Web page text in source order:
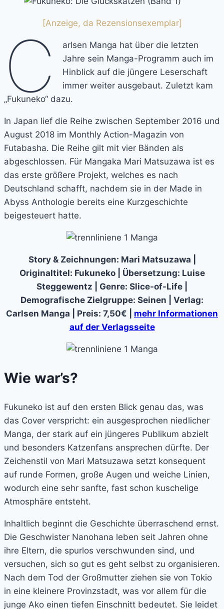
[Anzeige, da Rezensionsexemplar]
C
arlsen Manga hat über die letzten
Jahre sein Manga-Programm auch im
Hinblick auf die jüngere Leserschaft
immer weiter ausgebaut. Zuletzt kam
„Fukuneko“ dazu.
In Japan lief die Reihe zwischen September 2016 und
August 2018 im Monthly Action-Magazin von
Futabasha. Die Reihe gilt mit vier Bänden als
abgeschlossen. Für Mangaka Mari Matsuzawa ist es
das erste größere Projekt, welches es nach
Deutschland schafft, nachdem sie in der Made in
Abyss Anthologie bereits eine Kurzgeschichte
beigesteuert hatte.
Story & Zeichnungen: Mari Matsuzawa |
Originaltitel: Fukuneko | Übersetzung: Luise
Steggewentz | Genre: Slice-of-Life |
Demografische Zielgruppe: Seinen | Verlag:
Carlsen Manga | Preis: 7,50€ | mehr Informationen
auf der Verlagsseite
Wie war’s?
Fukuneko ist auf den ersten Blick genau das, was
das Cover verspricht: ein ausgesprochen niedlicher
Manga, der stark auf ein jüngeres Publikum abzielt
und besonders Katzenfans ansprechen dürfte. Der
Zeichenstil von Mari Matsuzawa setzt konsequent
auf runde Formen, große Augen und weiche Linien,
wodurch eine sehr sanfte, fast schon kuschelige
Atmosphäre entsteht.
Inhaltlich beginnt die Geschichte überraschend ernst.
Die Geschwister Nanohana leben seit Jahren ohne
ihre Eltern, die spurlos verschwunden sind, und
versuchen, sich so gut es geht selbst zu organisieren.
Nach dem Tod der Großmutter ziehen sie von Tokio
in eine kleinere Provinzstadt, was vor allem für die
junge Ako einen tiefen Einschnitt bedeutet. Sie leidet